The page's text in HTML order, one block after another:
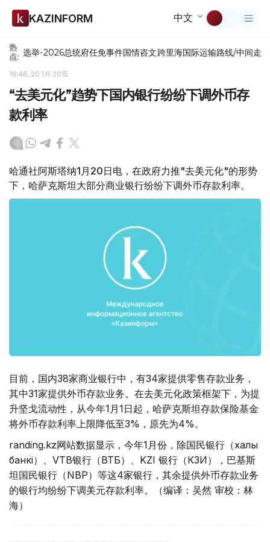
KAZINFORM 中文
热
点: 选举-2026总统府任免事件国情咨文跨里海国际运输路线/中间走廊
16:46, 20 1月 2015
“去美元化”趋势下国内银行纷纷下调外币存
款利率
哈通社阿斯塔纳1月20日电，在政府力推"去美元化"的形势
下，哈萨克斯坦大部分商业银行纷纷下调外币存款利率。
目前，国内38家商业银行中，有34家提供零售存款业务，
其中31家提供外币存款业务。在去美元化政策框架下，为提
升坚戈流动性，从今年1月1日起，哈萨克斯坦存款保险基金
将外币存款利率上限降低至3%，原先为4%。
randing.kz网站数据显示，今年1月份，除国民银行（халық
банкі）、VTB银行（ВТБ）、KZI 银行（КЗИ），巴基斯
坦国民银行（NBP）等这4家银行，其余提供外币存款业务
的银行均纷纷下调美元存款利率。（编译：吴然 审校：林
海）